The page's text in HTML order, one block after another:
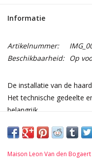
Informatie
Artikelnummer:
Beschikbaarheid: Op
De installatie van de
Het technische gedeelte
belangrijk.
verschillende vuurvaste
tussen haard en interieur.
Maison Leon Van den Bogaert